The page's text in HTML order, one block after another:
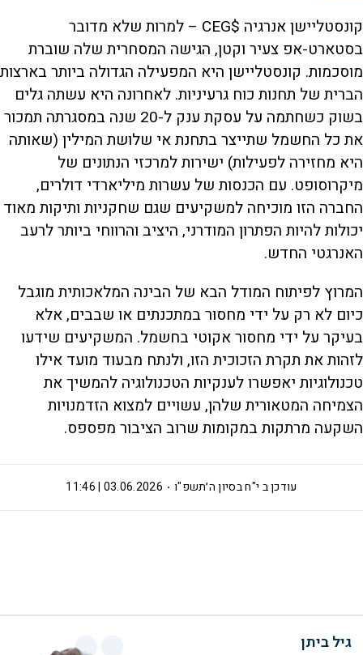
קונסטליישן אנרגיה $CEG – למרות שלא מדובר
בסטארט-אפ צעיר וקטן, הגישה המסחרית שלה שוברת
מוסכמות. קונסטליישן היא המפעילה הגדולה ביותר בארצות
הברית של תחנות כוח גרעיניות. לאחרונה היא עשתה גלים
בשוק כשחתמה על עסקת ענק ל-20 שנה במסגרתה תמכור
את כל החשמל שתייצר בתחנת אי שלושת המילין (שאותה
היא מחזירה לפעילות) ישירות למרכזי הנתונים של
מיקרוסופט. עם הכנסות של עשרות מיליארדי דולרים,
החברה הזו מוכיחה למשקיעים שגם שחקניות ותיקות מאוד
יכולות להיות הפתרון המודרני, היציב והרווחי ביותר לרעב
האנרגטי החדש.
המרוץ לפיתוח המודל הבא של הבינה המלאכותית מוגבל
כיום לא רק על ידי מחסור במתכנתים או שבבים, אלא
בעיקר על ידי מחסור אקוטי בחשמל. המשקיעים שידעו
לזהות את תקרת הזכוכית הזו, ולנתח מבעוד מועד אילו
טכנולוגיות יאפשרו לענקיות הטכנולוגיה להמשיך את
הצמיחה המטאורית שלהן, עשויים למצוא הזדמנויות
השקעה מרתקות במקומות שרוב הציבור מפספס.
י"ח בסיון ה׳תשפ"ו 03.06.2026 | 11:46 עודכן ב
גיל ביתן